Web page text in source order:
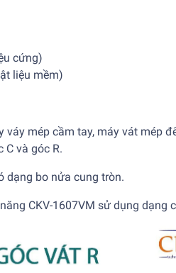
cứng)
liệu mềm)
mép cầm tay, máy vát mép
và góc R.
dạng bo nửa cung tròn.
CKV-1607VM sử dụng dạng